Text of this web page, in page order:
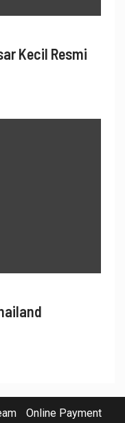
Kecil Resmi
Online Payment